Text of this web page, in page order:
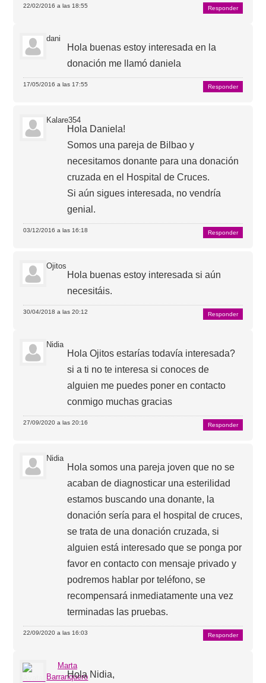
22/02/2016 a las 18:55 Responder
dani
Hola buenas estoy interesada en la
donación me llamó daniela
17/05/2016 a las 17:55 Responder
Kalare354
Hola Daniela!
Somos una pareja de Bilbao y
necesitamos donante para una donación
cruzada en el Hospital de Cruces.
Si aún sigues interesada, no vendría
genial.
03/12/2016 a las 16:18 Responder
Ojitos
Hola buenas estoy interesada si aún
necesitáis.
30/04/2018 a las 20:12 Responder
Nidia
Hola Ojitos estarías todavía interesada?
si a ti no te interesa si conoces de
alguien me puedes poner en contacto
conmigo muchas gracias
27/09/2020 a las 20:16 Responder
Nidia
Hola somos una pareja joven que no se
acaban de diagnosticar una esterilidad
estamos buscando una donante, la
donación sería para el hospital de cruces,
se trata de una donación cruzada, si
alguien está interesado que se ponga por
favor en contacto con mensaje privado y
podremos hablar por teléfono, se
recompensará inmediatamente una vez
terminadas las pruebas.
22/09/2020 a las 16:03 Responder
Marta
BarranqueroHola Nidia,